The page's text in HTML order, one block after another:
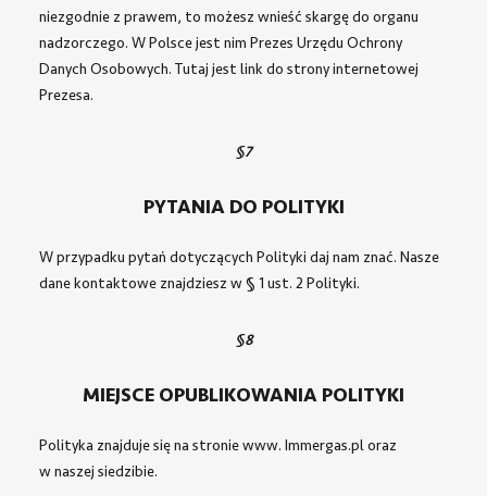
niezgodnie z prawem, to możesz wnieść skargę do organu
nadzorczego. W Polsce jest nim Prezes Urzędu Ochrony
Danych Osobowych. Tutaj jest link do strony internetowej
Prezesa.
§7
PYTANIA DO POLITYKI
W przypadku pytań dotyczących Polityki daj nam znać. Nasze
dane kontaktowe znajdziesz w § 1 ust. 2 Polityki.
§8
MIEJSCE OPUBLIKOWANIA POLITYKI
Polityka znajduje się na stronie www. Immergas.pl oraz
w naszej siedzibie.